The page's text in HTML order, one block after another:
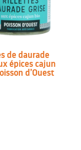
de daurade
épices cajun
d’Ouest